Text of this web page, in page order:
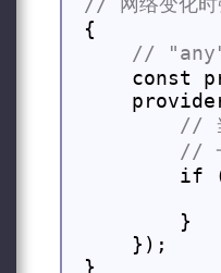
const
if
        }
    });